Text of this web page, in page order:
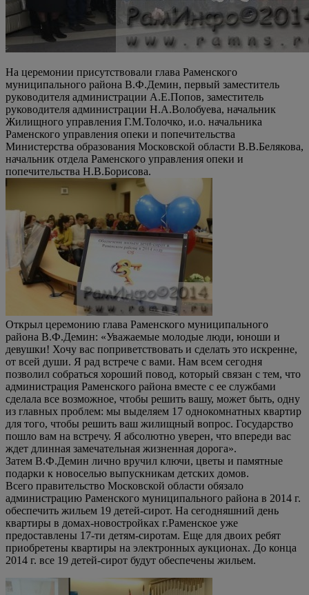
На церемонии присутствовали глава Раменского
муниципального района В.Ф.Демин, первый заместитель
руководителя администрации А.Е.Попов, заместитель
руководителя администрации Н.А.Волобуева, начальник
Жилищного управления Г.М.Толочко, и.о. начальника
Раменского управления опеки и попечительства
Министерства образования Московской области В.В.Белякова,
начальник отдела Раменского управления опеки и
попечительства Н.В.Борисова.
Открыл церемонию глава Раменского муниципального
района В.Ф.Демин: «Уважаемые молодые люди, юноши и
девушки! Хочу вас поприветствовать и сделать это искренне,
от всей души. Я рад встрече с вами. Нам всем сегодня
позволил собраться хороший повод, который связан с тем, что
администрация Раменского района вместе с ее службами
сделала все возможное, чтобы решить вашу, может быть, одну
из главных проблем: мы выделяем 17 однокомнатных квартир
для того, чтобы решить ваш жилищный вопрос. Государство
пошло вам на встречу. Я абсолютно уверен, что впереди вас
ждет длинная замечательная жизненная дорога».
Затем В.Ф.Демин лично вручил ключи, цветы и памятные
подарки к новоселью выпускникам детских домов.
Всего правительство Московской области обязало
администрацию Раменского муниципального района в 2014 г.
обеспечить жильем 19 детей-сирот. На сегодняшний день
квартиры в домах-новостройках г.Раменское уже
предоставлены 17-ти детям-сиротам. Еще для двоих ребят
приобретены квартиры на электронных аукционах. До конца
2014 г. все 19 детей-сирот будут обеспечены жильем.